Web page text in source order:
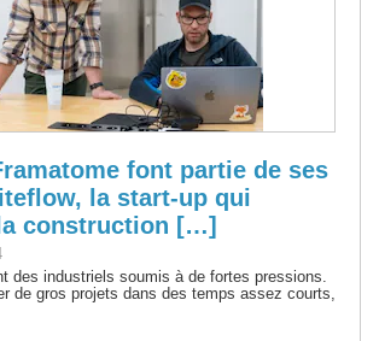
font partie de ses
la start-up qui
construction […]
des industriels soumis à de fortes pressions.
de gros projets dans des temps assez courts,